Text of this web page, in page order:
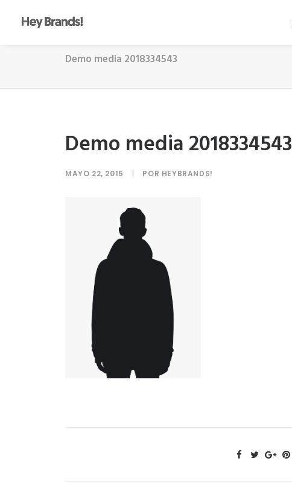
Demo media 2018334543
Demo media 2018334543
MAYO 22, 2015 | POR HEYBRANDS!